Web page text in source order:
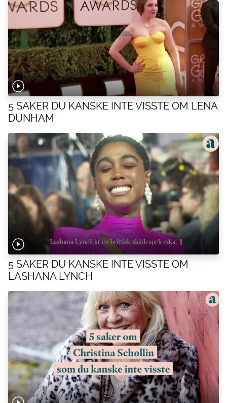
5 SAKER DU KANSKE INTE VISSTE OM LENA
DUNHAM
5 SAKER DU KANSKE INTE VISSTE OM
LASHANA LYNCH